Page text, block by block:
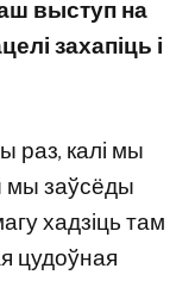
выступ на
захапіць і
раз, калі мы
мы заўсёды
хадзіць там
цудоўная